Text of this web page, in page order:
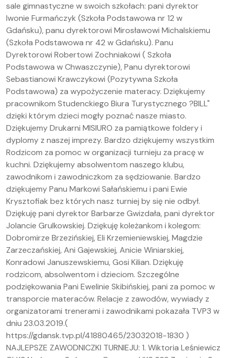
sale gimnastyczne w swoich szkołach: pani dyrektor
Iwonie Furmańczyk (Szkoła Podstawowa nr 12 w
Gdańsku), panu dyrektorowi Mirosławowi Michalskiemu
(Szkoła Podstawowa nr 42 w Gdańsku). Panu
Dyrektorowi Robertowi Zochniakowi ( Szkoła
Podstawowa w Chwaszczynie), Panu dyrektorowi
Sebastianowi Krawczykowi (Pozytywna Szkoła
Podstawowa) za wypożyczenie materacy. Dziękujemy
pracownikom Studenckiego Biura Turystycznego ?BILL"
dzięki którym dzieci mogły poznać nasze miasto.
Dziękujemy Drukarni MISIURO za pamiątkowe foldery i
dyplomy z naszej imprezy. Bardzo dziękujemy wszystkim
Rodzicom za pomoc w organizacji turnieju za pracę w
kuchni. Dziękujemy absolwentom naszego klubu,
zawodnikom i zawodniczkom za sędziowanie. Bardzo
dziękujemy Panu Markowi Sałańskiemu i pani Ewie
Krysztofiak bez których nasz turniej by się nie odbył.
Dziękuję pani dyrektor Barbarze Gwizdała, pani dyrektor
Jolancie Grulkowskiej. Dziękuję koleżankom i kolegom:
Dobromirze Brzezińskiej, Eli Krzemieniewskiej, Magdzie
Zarzeczańskiej, Ani Gajewskiej, Anicie Winiarskiej,
Konradowi Januszewskiemu, Gosi Kilian. Dziękuję
rodzicom, absolwentom i dzieciom. Szczególne
podziękowania Pani Ewelinie Skibińskiej, pani za pomoc w
transporcie materaców. Relacje z zawodów, wywiady z
organizatorami trenerami i zawodnikami pokazała TVP3 w
dniu 23.03.2019.(
https://gdansk.tvp.pl/41880465/23032018-1830 )
NAJLEPSZE ZAWODNICZKI TURNIEJU: 1. Wiktoria Leśniewicz